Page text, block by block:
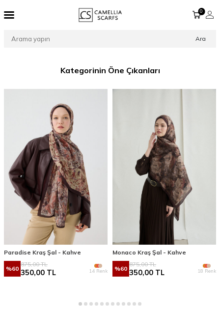
Ara
0
Kategorinin Öne Çıkanları
Paradise Kraş Şal - Kahve
%60
875,00TL
350,00 TL 14 Renk
Monaco Kraş Şal - Kahve
%60
875,00TL
350,00 TL 18 Renk